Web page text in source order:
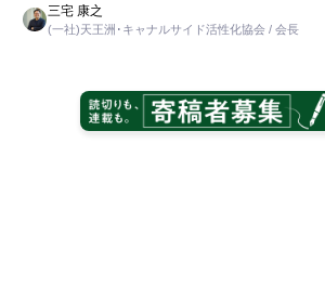
三宅 康之
(一社)天王洲･キャナルサイド活性化協会 / 会長